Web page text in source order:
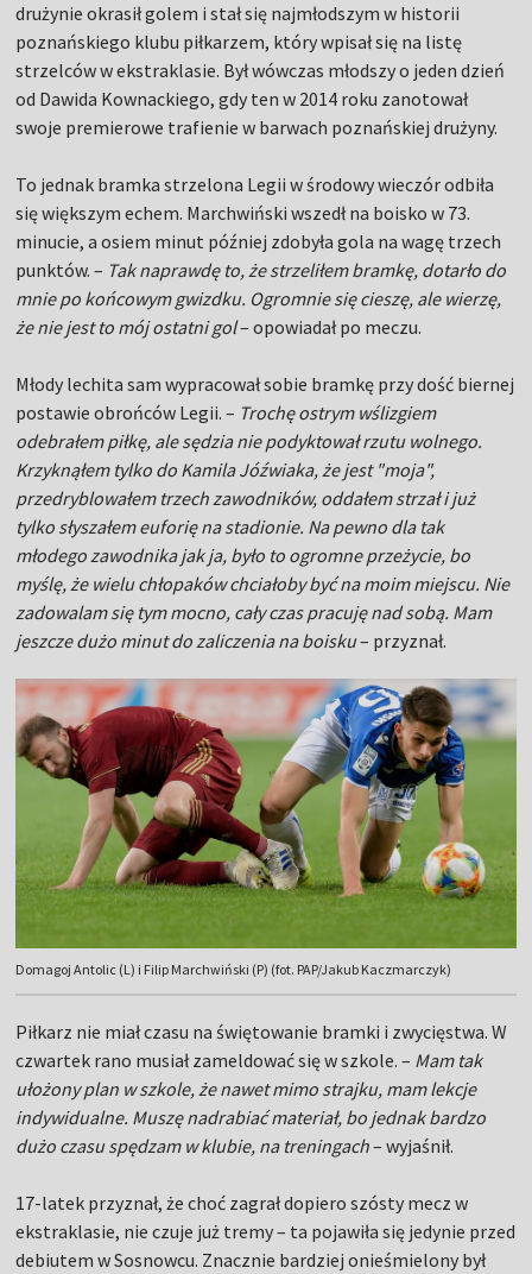
drużynie okrasił golem i stał się najmłodszym w historii
poznańskiego klubu piłkarzem, który wpisał się na listę
strzelców w ekstraklasie. Był wówczas młodszy o jeden dzień
od Dawida Kownackiego, gdy ten w 2014 roku zanotował
swoje premierowe trafienie w barwach poznańskiej drużyny.
To jednak bramka strzelona Legii w środowy wieczór odbiła
się większym echem. Marchwiński wszedł na boisko w 73.
minucie, a osiem minut później zdobyła gola na wagę trzech
punktów. – Tak naprawdę to, że strzeliłem bramkę, dotarło do
mnie po końcowym gwizdku. Ogromnie się cieszę, ale wierzę,
że nie jest to mój ostatni gol– opowiadał po meczu.
Młody lechita sam wypracował sobie bramkę przy dość biernej
postawie obrońców Legii. – Trochę ostrym wślizgiem
odebrałem piłkę, ale sędzia nie podyktował rzutu wolnego.
Krzyknąłem tylko do Kamila Jóźwiaka, że jest "moja",
przedryblowałem trzech zawodników, oddałem strzał i już
tylko słyszałem euforię na stadionie. Na pewno dla tak
młodego zawodnika jak ja, było to ogromne przeżycie, bo
myślę, że wielu chłopaków chciałoby być na moim miejscu. Nie
zadowalam się tym mocno, cały czas pracuję nad sobą. Mam
jeszcze dużo minut do zaliczenia na boisku– przyznał.
Domagoj Antolic (L) i Filip Marchwiński (P) (fot. PAP/Jakub Kaczmarczyk)
Piłkarz nie miał czasu na świętowanie bramki i zwycięstwa. W
czwartek rano musiał zameldować się w szkole. – Mam tak
ułożony plan w szkole, że nawet mimo strajku, mam lekcje
indywidualne. Muszę nadrabiać materiał, bo jednak bardzo
dużo czasu spędzam w klubie, na treningach– wyjaśnił.
17-latek przyznał, że choć zagrał dopiero szósty mecz w
ekstraklasie, nie czuje już tremy – ta pojawiła się jedynie przed
debiutem w Sosnowcu. Znacznie bardziej onieśmielony był